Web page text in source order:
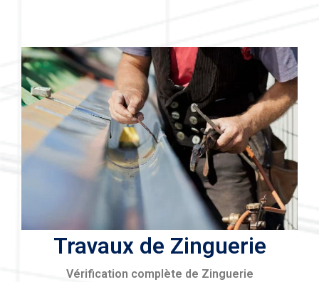
Travaux de Zinguerie
Vérification complète de Zinguerie